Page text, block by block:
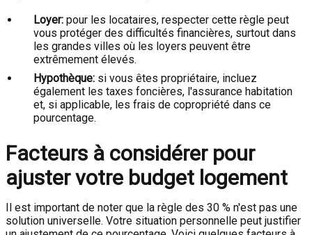
Loyer: pour les locataires, respecter cette règle peut
vous protéger des difficultés financières, surtout dans
les grandes villes où les loyers peuvent être
extrêmement élevés.
Hypothèque: si vous êtes propriétaire, incluez
également les taxes foncières, l'assurance habitation
et, si applicable, les frais de copropriété dans ce
pourcentage.
Facteurs à considérer pour
ajuster votre budget logement
Il est important de noter que la règle des 30 % n'est pas une
solution universelle. Votre situation personnelle peut justifier